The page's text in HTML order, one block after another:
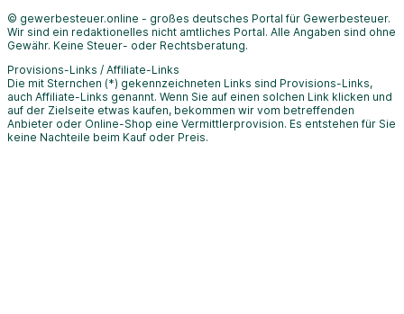
© gewerbesteuer.online - großes deutsches Portal für Gewerbesteuer.
Wir sind ein redaktionelles nicht amtliches Portal. Alle Angaben sind ohne
Gewähr. Keine Steuer- oder Rechtsberatung.
Provisions-Links / Affiliate-Links
Die mit Sternchen (*) gekennzeichneten Links sind Provisions-Links,
auch Affiliate-Links genannt. Wenn Sie auf einen solchen Link klicken und
auf der Zielseite etwas kaufen, bekommen wir vom betreffenden
Anbieter oder Online-Shop eine Vermittlerprovision. Es entstehen für Sie
keine Nachteile beim Kauf oder Preis.